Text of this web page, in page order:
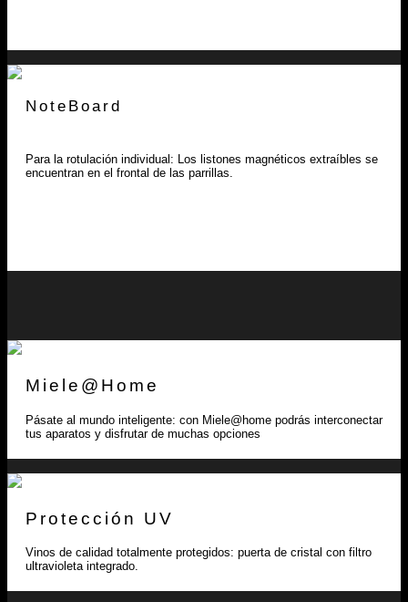
NoteBoard
Para la rotulación individual: Los listones magnéticos extraíbles se
encuentran en el frontal de las parrillas.
Miele@Home
Pásate al mundo inteligente: con Miele@home podrás interconectar
tus aparatos y disfrutar de muchas opciones
Protección UV
Vinos de calidad totalmente protegidos: puerta de cristal con filtro
ultravioleta integrado.